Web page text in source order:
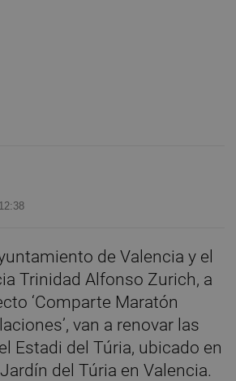
12:38
de Valencia y el
Trinidad Alfonso Zurich, a
‘Comparte Maratón
van a renovar las
Estadi del Túria, ubicado en
del Túria en Valencia.